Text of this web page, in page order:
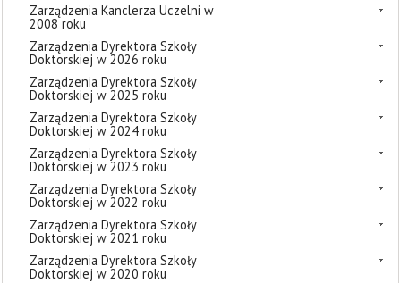
Zarządzenia Kanclerza Uczelni w
2008 roku
Zarządzenia Dyrektora Szkoły
Doktorskiej w 2026 roku
Zarządzenia Dyrektora Szkoły
Doktorskiej w 2025 roku
Zarządzenia Dyrektora Szkoły
Doktorskiej w 2024 roku
Zarządzenia Dyrektora Szkoły
Doktorskiej w 2023 roku
Zarządzenia Dyrektora Szkoły
Doktorskiej w 2022 roku
Zarządzenia Dyrektora Szkoły
Doktorskiej w 2021 roku
Zarządzenia Dyrektora Szkoły
Doktorskiej w 2020 roku